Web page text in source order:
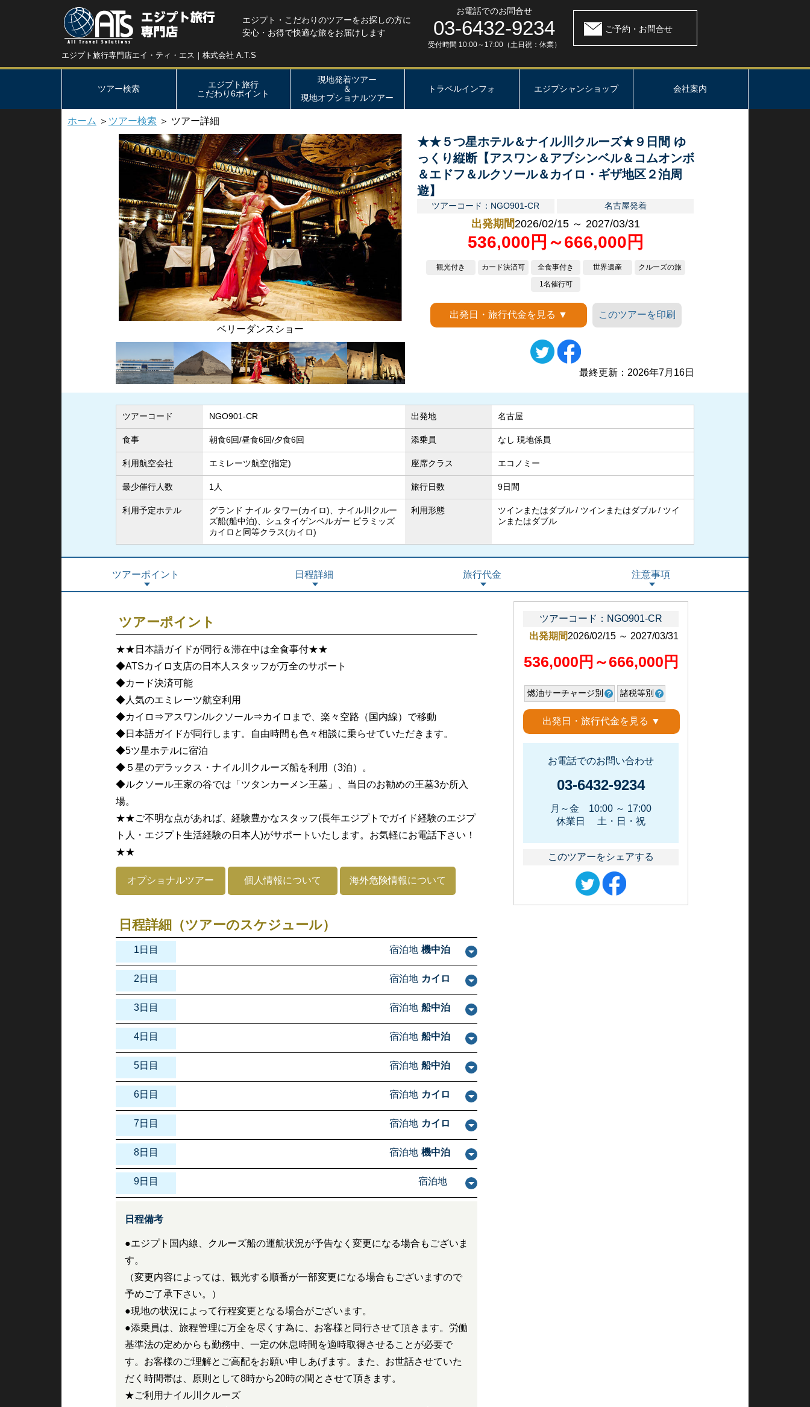
エジプト旅行専門店エイ・ティ・エス｜株式会社 A.T.S
エジプト・こだわりのツアーをお探しの方に
安心・お得で快適な旅をお届けします
お電話でのお問合せ
03-6432-9234
受付時間 10:00～17:00（土日祝：休業）
ご予約・お問合せ
ツアー検索
エジプト旅行
こだわり6ポイント
現地発着ツアー
＆
現地オプショナルツアー
トラベルインフォ エジプシャンショップ 会社案内
ホーム ＞ ツアー検索 ＞ ツアー詳細
ギザピラミッド ルクソール神殿
★★５つ星ホテル＆ナイル川クルーズ★９日間 ゆ
っくり縦断【アスワン＆アブシンベル＆コムオンボ
＆エドフ＆ルクソール＆カイロ・ギザ地区２泊周
遊】
ツアーコード：NGO901-CR 名古屋発着
出発期間2026/02/15 ～ 2027/03/31
536,000円～666,000円
観光付き カード決済可 全食事付き 世界遺産
クルーズの旅
1名催行可
出発日・旅行代金を見る ▼ このツアーを印刷
最終更新：2026年7月16日
ツアーコード NGO901-CR 出発地 名古屋
食事 朝食6回/昼食6回/夕食6回 添乗員 なし 現地係員
利用航空会社 エミレーツ航空(指定) 座席クラス エコノミー
最少催行人数 1人 旅行日数 9日間
利用予定ホテル
グランド ナイル タワー(カイロ)、ナイル川クルー
ズ船(船中泊)、シュタイゲンベルガー ピラミッズ
カイロと同等クラス(カイロ)
利用形態 ツインまたはダブル ツインまたはダブル
ツイ
ンまたはダブル
ツアーポイント 日程詳細 旅行代金 注意事項
ツアーポイント
★★日本語ガイドが同行＆滞在中は全食事付★★
◆ATSカイロ支店の日本人スタッフが万全のサポート
◆カード決済可能
◆人気のエミレーツ航空利用
◆カイロ⇒アスワン/ルクソール⇒カイロまで、楽々空路（国内線）で移動
◆日本語ガイドが同行します。自由時間も色々相談に乗らせていただきます。
◆5ツ星ホテルに宿泊
◆５星のデラックス・ナイル川クルーズ船を利用（3泊）。
◆ルクソール王家の谷では「ツタンカーメン王墓」、当日のお勧めの王墓3か所入
場。
★★ご不明な点があれば、経験豊かなスタッフ(長年エジプトでガイド経験のエジプ
ト人・エジプト生活経験の日本人)がサポートいたします。お気軽にお電話下さい！
★★
オプショナルツアー 個人情報について 海外危険情報について
日程詳細（ツアーのスケジュール）
1日目 宿泊地 機中泊
2日目 宿泊地 カイロ
3日目 宿泊地 船中泊
4日目 宿泊地 船中泊
5日目 宿泊地 船中泊
6日目 宿泊地 カイロ
7日目 宿泊地 カイロ
8日目 宿泊地 機中泊
9日目 宿泊地
日程備考
●エジプト国内線、クルーズ船の運航状況が予告なく変更になる場合もございま
す。
（変更内容によっては、観光する順番が一部変更になる場合もございますので
予めご了承下さい。）
●現地の状況によって行程変更となる場合がございます。
●添乗員は、旅程管理に万全を尽くす為に、お客様と同行させて頂きます。労働
基準法の定めからも勤務中、一定の休息時間を適時取得させることが必要で
す。お客様のご理解とご高配をお願い申しあげます。また、お世話させていた
だく時間帯は、原則として8時から20時の間とさせて頂きます。
★ご利用ナイル川クルーズ
ツアーコード：NGO901-CR
出発期間2026/02/15 ～ 2027/03/31
536,000円～666,000円
燃油サーチャージ別 諸税等別
出発日・旅行代金を見る ▼
お電話でのお問い合わせ
03-6432-9234
月～金 10:00 ～ 17:00
休業日 土・日・祝
このツアーをシェアする